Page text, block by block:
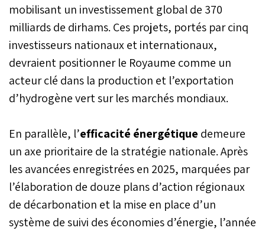
mobilisant un investissement global de 370
milliards de dirhams. Ces projets, portés par cinq
investisseurs nationaux et internationaux,
devraient positionner le Royaume comme un
acteur clé dans la production et l’exportation
d’hydrogène vert sur les marchés mondiaux.
En parallèle, l’efficacité énergétique demeure
un axe prioritaire de la stratégie nationale. Après
les avancées enregistrées en 2025, marquées par
l’élaboration de douze plans d’action régionaux
de décarbonation et la mise en place d’un
système de suivi des économies d’énergie, l’année